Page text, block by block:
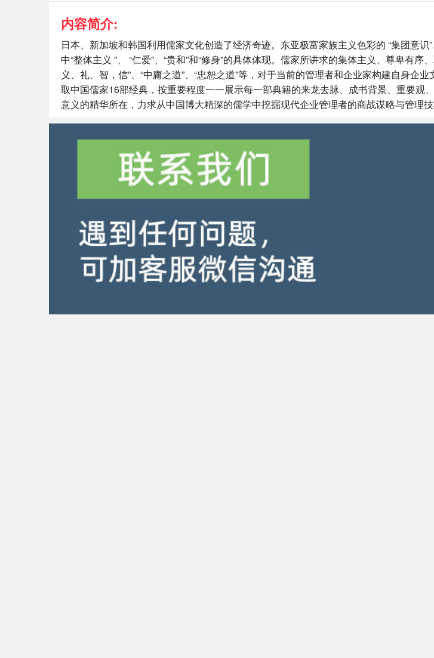
内容简介:
日本、新加坡和韩国利用儒家文化创造了经济奇迹。东亚极富家族主义色彩的 “集团意识
中“整体主义 ”、 “仁爱”、“贵和”和“修身”的具体体现。儒家所讲求的集体主义、尊卑有序
义、礼、智，信”、“中庸之道”、“忠恕之道”等，对于当前的管理者和企业家构建自身企
取中国儒家16部经典，按重要程度一一展示每一部典籍的来龙去脉、成书背景、重要观
意义的精华所在，力求从中国博大精深的儒学中挖掘现代企业管理者的商战谋略与管理